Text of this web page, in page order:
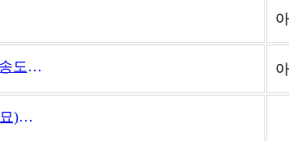
소년공방 미술학원 송도 선생님 모십니다~
조소강사 수채화(소묘)강사 구합니다.(대입, 예고입시)